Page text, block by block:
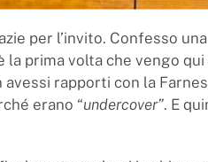
per l’invito. Confesso
la prima volta che vengo
avessi rapporti con la
erano “undercover”. E